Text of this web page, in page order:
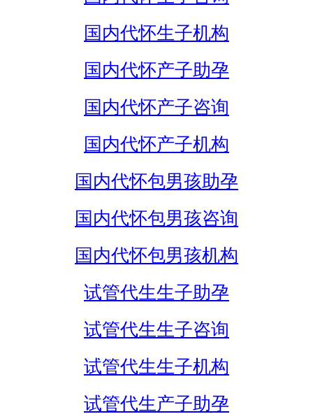
国内代怀生子机构
国内代怀产子助孕
国内代怀产子咨询
国内代怀产子机构
国内代怀包男孩助孕
国内代怀包男孩咨询
国内代怀包男孩机构
试管代生生子助孕
试管代生生子咨询
试管代生生子机构
试管代生产子助孕